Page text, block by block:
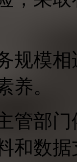
规模
养。
管部
和数